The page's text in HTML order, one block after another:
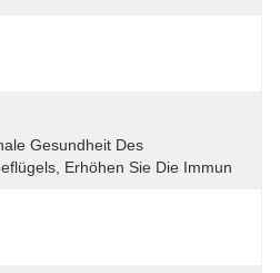
Gesundheit Des
Erhöhen Sie Die Immun